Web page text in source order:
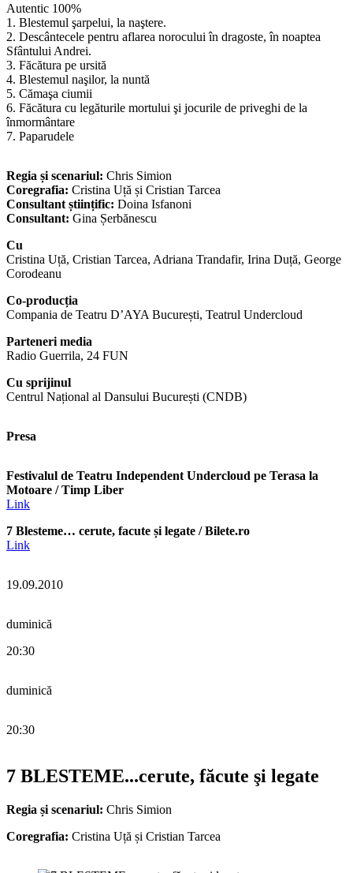
Autentic 100%
1. Blestemul şarpelui, la naştere.
2. Descântecele pentru aflarea norocului în dragoste, în noaptea
Sfântului Andrei.
3. Făcătura pe ursită
4. Blestemul naşilor, la nuntă
5. Cămaşa ciumii
6. Făcătura cu legăturile mortului şi jocurile de priveghi de la
înmormântare
7. Paparudele
Regia și scenariul: Chris Simion
Coregrafia: Cristina Uță și Cristian Tarcea
Consultant științific: Doina Isfanoni
Consultant: Gina Șerbănescu
Cu
Cristina Uță, Cristian Tarcea, Adriana Trandafir, Irina Duță, George
Corodeanu
Co-producția
Compania de Teatru D’AYA București, Teatrul Undercloud
Parteneri media
Radio Guerrila, 24 FUN
Cu sprijinul
Centrul Național al Dansului București (CNDB)
Presa
Festivalul de Teatru Independent Undercloud pe Terasa la
Motoare / Timp Liber
Link
7 Blesteme… cerute, facute și legate / Bilete.ro
Link
19.09.2010
duminică
20:30
duminică
20:30
7 BLESTEME...cerute, făcute şi legate
Regia și scenariul: Chris Simion
Coregrafia: Cristina Uță și Cristian Tarcea